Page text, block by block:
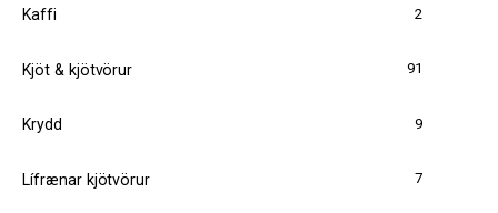
Kaffi 2
Kjöt & kjötvörur 91
Krydd 9
Lífrænar kjötvörur 7